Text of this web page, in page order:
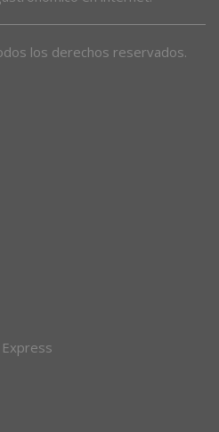
los derechos reservados.